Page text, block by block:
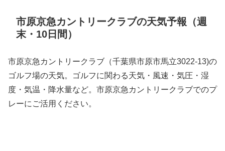
市原京急カントリークラブの天気予報（週
末・10日間）
市原京急カントリークラブ（千葉県市原市馬立3022-13)の
ゴルフ場の天気。ゴルフに関わる天気・風速・気圧・湿
度・気温・降水量など。市原京急カントリークラブでのプ
レーにご活用ください。